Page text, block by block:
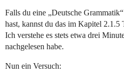
Falls du eine „Deutsche
hast, kannst du das im Kapitel 2.1.5
Ich verstehe es stets etwa drei
nachgelesen habe.
Nun ein Versuch: